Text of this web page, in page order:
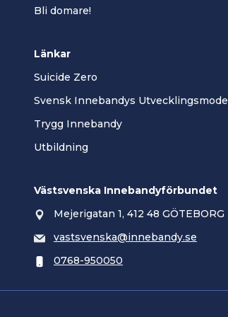
Bli domare!
Länkar
Suicide Zero
Svensk Innebandys Utvecklingsmodell
Trygg Innebandy
Utbildning
Västsvenska Innebandyförbundet
Mejerigatan 1, 412 48 GÖTEBORG
vastsvenska@innebandy.se
0768-950050